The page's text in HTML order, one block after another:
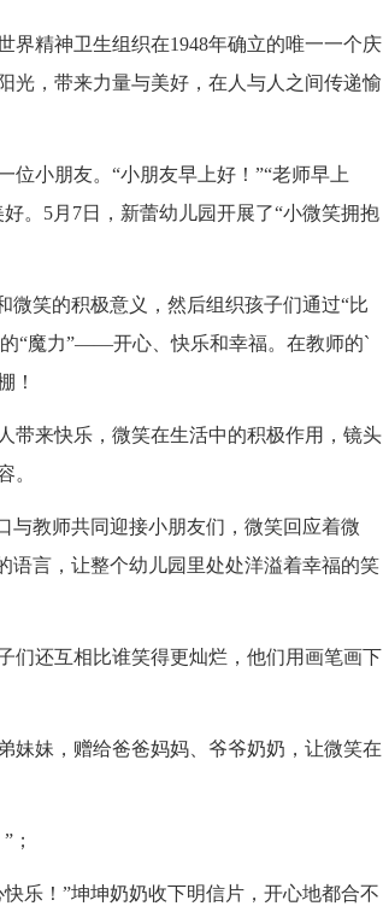
界精神卫生组织在1948年确立的唯一一个庆
光，带来力量与美好，在人与人之间传递愉
小朋友。“小朋友早上好！”“老师早上
。5月7日，新蕾幼儿园开展了“小微笑拥抱
微笑的积极意义，然后组织孩子们通过“比
“魔力”——开心、快乐和幸福。在教师的`
！
带来快乐，微笑在生活中的积极作用，镜头
。
与教师共同迎接小朋友们，微笑回应着微
语言，让整个幼儿园里处处洋溢着幸福的笑
们还互相比谁笑得更灿烂，他们用画笔画下
妹妹，赠给爸爸妈妈、爷爷奶奶，让微笑在
；
乐！”坤坤奶奶收下明信片，开心地都合不